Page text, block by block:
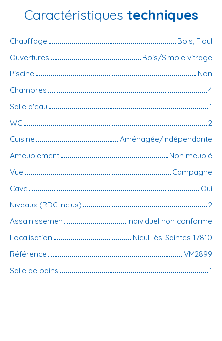
Caractéristiques techniques
Chauffage
Bois, Fioul
Ouvertures
Bois/Simple vitrage
Piscine
Non
Chambres
4
Salle d'eau
1
WC
2
Cuisine
Aménagée/Indépendante
Ameublement
Non meublé
Vue
Campagne
Cave
Oui
Niveaux (RDC inclus)
2
Assainissement
Individuel non conforme
Localisation
Nieul-lès-Saintes 17810
Référence
VM2899
Salle de bains
1